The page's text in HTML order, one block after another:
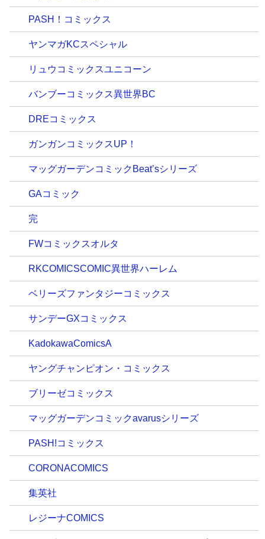
PASH！コミックス
ヤンマガKCスペシャル
リュウコミックスユニコーン
バンブーコミックス異世界BC
DREコミックス
ガンガンコミックスUP！
マッグガーデンコミックBeat’sシリーズ
GAコミック
完
FWコミックスオルタ
RKCOMICSCOMIC異世界ハーレム
ベリーズファンタジーコミックス
サンデーGXコミックス
KadokawaComicsA
ヤングチャンピオン・コミックス
ブリーゼコミックス
マッグガーデンコミックavarusシリーズ
PASH!コミックス
CORONACOMICS
集英社
レジーナCOMICS